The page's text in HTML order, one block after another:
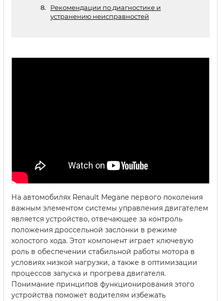
Рекомендации по диагностике и
устранению неисправностей
На автомобилях Renault Megane первого поколения
важным элементом системы управления двигателем
является устройство, отвечающее за контроль
положения дроссельной заслонки в режиме
холостого хода. Этот компонент играет ключевую
роль в обеспечении стабильной работы мотора в
условиях низкой нагрузки, а также в оптимизации
процессов запуска и прогрева двигателя.
Понимание принципов функционирования этого
устройства поможет водителям избежать